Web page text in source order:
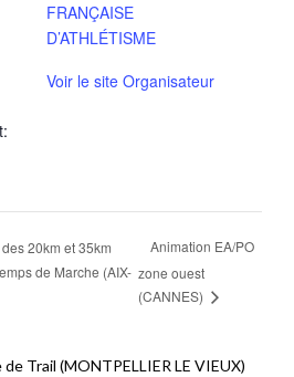
FRANÇAISE
D’ATHLÉTISME
Voir le site Organisateur
20km et 35km
de Marche (AIX-
Animation EA/PO
zone ouest
(CANNES)
Trail (MONTPELLIER LE VIEUX)